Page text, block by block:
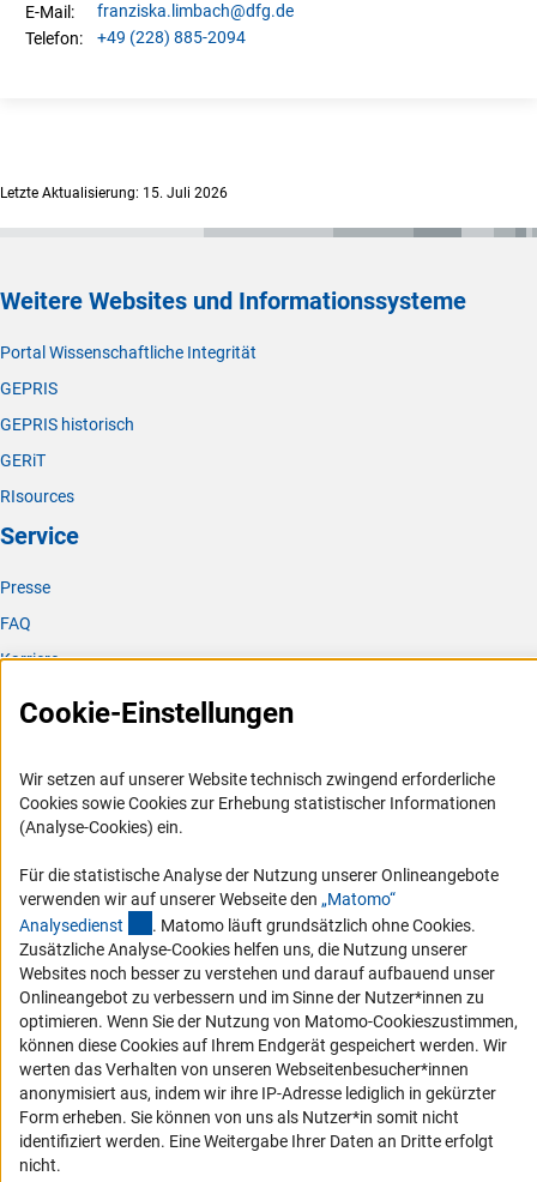
E-Mail: franziska. limbach@dfg.de
Telefon:
+49 (228) 885-2094
Letzte Aktualisierung: 15. Juli 2026
Weitere Websites und Informationssysteme
Portal Wissenschaftliche Integrität
GEPRIS
GEPRIS historisch
GERiT
RIsources
Service
Presse
FAQ
Karriere
Logo und Corporate Design
Compliance
Vergabeverfahren
Barrierefreiheit
Service und Informationen für Menschen mit Behinderungen
Erklärung zur Barrierefreiheit
Barriere melden
DFG-aktuell
Erhalten Sie Neuigkeiten aus der DFG direkt in Ihr Mailpostfach oder
schauen Sie sich die Ausgaben online an.
Zum Newsletter
Cookie-Einstellungen
Wir setzen auf unserer Website technisch zwingend erforderliche
Cookies sowie Cookies zur Erhebung statistischer Informationen
(Analyse-Cookies) ein.
Für die statistische Analyse der Nutzung unserer Onlineangebote
verwenden wir auf unserer Webseite den „Matomo“
Analysedienst (externer Link)
. Matomo läuft grundsätzlich ohne Cookies.
Zusätzliche Analyse-Cookies helfen uns, die Nutzung unserer
Websites noch besser zu verstehen und darauf aufbauend unser
Onlineangebot zu verbessern und im Sinne der Nutzer*innen zu
optimieren. Wenn Sie der Nutzung von Matomo-Cookieszustimmen,
können diese Cookies auf Ihrem Endgerät gespeichert werden. Wir
werten das Verhalten von unseren Webseitenbesucher*innen
anonymisiert aus, indem wir ihre IP-Adresse lediglich in gekürzter
Form erheben. Sie können von uns als Nutzer*in somit nicht
identifiziert werden. Eine Weitergabe Ihrer Daten an Dritte erfolgt
nicht.